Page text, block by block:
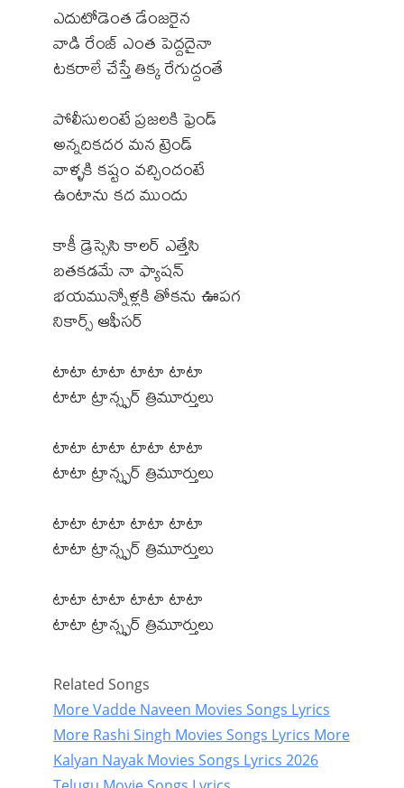
ఎదుటోడెంత డేంజరైన
వాడి రేంజ్ ఎంత పెద్దదైనా
టకరాలే చేస్తే తిక్క రేగుద్దంతే
పోలీసులంటే ప్రజలకి ఫ్రెండ్
అన్నదికదర మన ట్రెండ్
వాళ్ళకి కష్టం వచ్చిందంటే
ఉంటాను కద ముందు
కాకీ డ్రెస్సెసి కాలర్ ఎత్తేసి
బతకడమే నా ఫ్యాషన్
భయమున్నోళ్లకి తోకను ఊపగ
నికార్స్ ఆఫీసర్
టాటా టాటా టాటా టాటా
టాటా ట్రాన్స్ఫర్ త్రిమూర్తులు
టాటా టాటా టాటా టాటా
టాటా ట్రాన్స్ఫర్ త్రిమూర్తులు
టాటా టాటా టాటా టాటా
టాటా ట్రాన్స్ఫర్ త్రిమూర్తులు
టాటా టాటా టాటా టాటా
టాటా ట్రాన్స్ఫర్ త్రిమూర్తులు
Related Songs
More Vadde Naveen Movies Songs Lyrics
More Rashi Singh Movies Songs Lyrics More
Kalyan Nayak Movies Songs Lyrics 2026